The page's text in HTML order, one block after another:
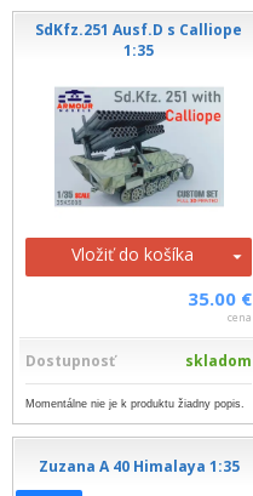
SdKfz.251 Ausf.D s Calliope
1:35
Vložiť do košíka
35.00 €
cena
Dostupnosť skladom
Momentálne nie je k produktu žiadny popis.
Zuzana A 40 Himalaya 1:35